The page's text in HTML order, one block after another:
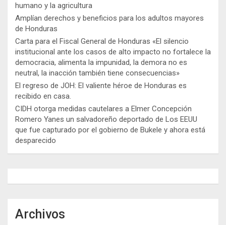
humano y la agricultura
Amplían derechos y beneficios para los adultos mayores
de Honduras
Carta para el Fiscal General de Honduras «El silencio
institucional ante los casos de alto impacto no fortalece la
democracia, alimenta la impunidad, la demora no es
neutral, la inacción también tiene consecuencias»
El regreso de JOH: El valiente héroe de Honduras es
recibido en casa.
CIDH otorga medidas cautelares a Elmer Concepción
Romero Yanes un salvadoreño deportado de Los EEUU
que fue capturado por el gobierno de Bukele y ahora está
desparecido
Archivos